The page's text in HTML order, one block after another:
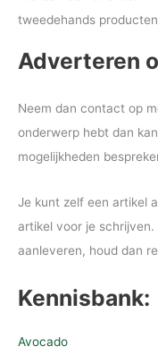
tweedehands
Adverteren
Neem dan contact op
onderwerp hebt dan
mogelijkheden
Je kunt zelf een artikel
artikel voor je
aanleveren, houd dan
Kennisbank:
Avocado